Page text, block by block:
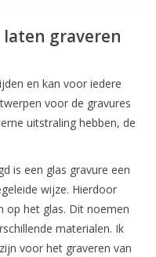
graveren
en kan voor iedere
voor de gravures
uitstraling hebben, de
is een glas gravure een
wijze. Hierdoor
op het glas. Dit noemen
materialen. Ik
voor het graveren van